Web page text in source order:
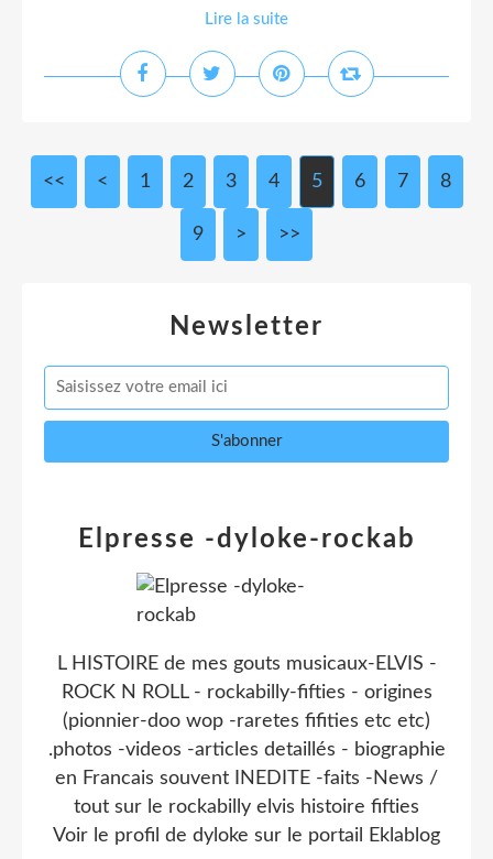
Lire la suite
<< < 1 2 3 4 5 6 7 8
9 > >>
Newsletter
Elpresse -dyloke-rockab
L HISTOIRE de mes gouts musicaux-ELVIS -
ROCK N ROLL - rockabilly-fifties - origines
(pionnier-doo wop -raretes fifities etc etc)
.photos -videos -articles detaillés - biographie
en Francais souvent INEDITE -faits -News /
tout sur le rockabilly elvis histoire fifties
Voir le profil de dyloke sur le portail Eklablog